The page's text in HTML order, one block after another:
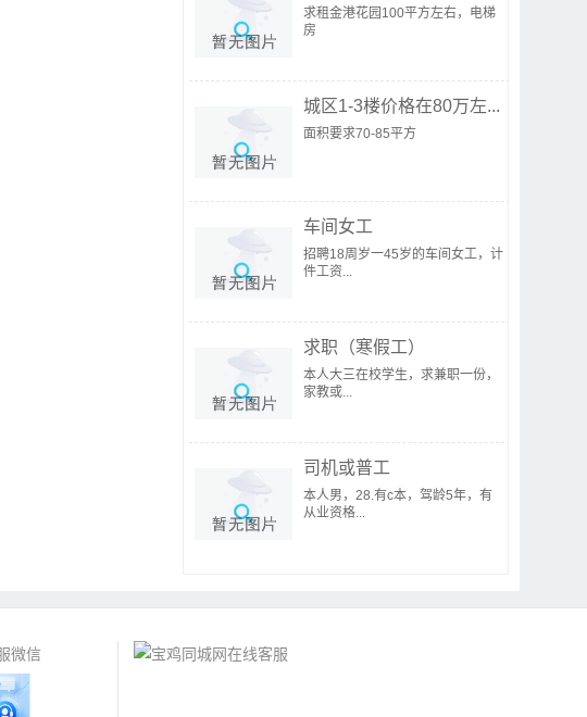
求租金港花园100平方左右，电梯
房
城区1-3楼价格在80万左...
面积要求70-85平方
车间女工
招聘18周岁一45岁的车间女工，计
件工资...
求职（寒假工）
本人大三在校学生，求兼职一份，
家教或...
司机或普工
本人男，28.有c本，驾龄5年，有
从业资格...
微信